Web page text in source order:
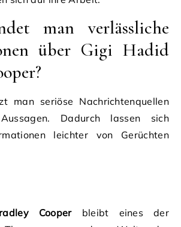
man verlässliche
über Gigi Hadid
man seriöse Nachrichtenquellen
Dadurch lassen sich
leichter von Gerüchten
Cooperbleibt eines der